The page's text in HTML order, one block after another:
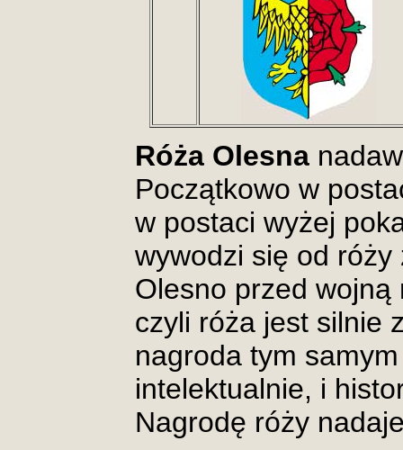
Róża Olesna
Początkowo w
w postaci wyżej
wywodzi się od
Olesno przed wojną
czyli róża jest silnie
nagroda tym
intelektualnie, i
Nagrodę róży